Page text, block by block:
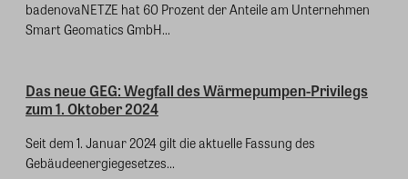
badenovaNETZE hat 60 Prozent der Anteile am Unternehmen
Smart Geomatics GmbH...
Das neue GEG: Wegfall des Wärmepumpen-Privilegs
zum 1. Oktober 2024
Seit dem 1. Januar 2024 gilt die aktuelle Fassung des
Gebäudeenergiegesetzes...